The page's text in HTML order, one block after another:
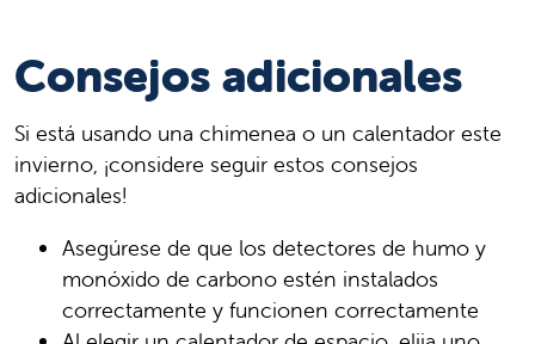
Consejos adicionales
Si está usando una chimenea o un calentador este
invierno, ¡considere seguir estos consejos
adicionales!
Asegúrese de que los detectores de humo y
monóxido de carbono estén instalados
correctamente y funcionen correctamente